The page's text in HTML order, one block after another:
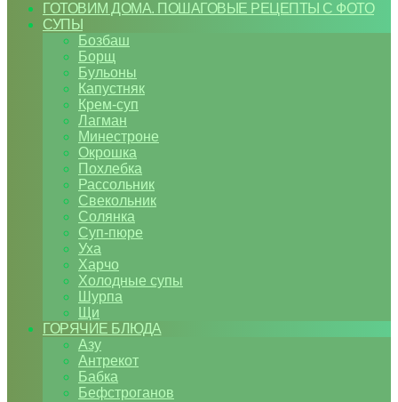
ГОТОВИМ ДОМА. ПОШАГОВЫЕ РЕЦЕПТЫ С ФОТО
СУПЫ
Бозбаш
Борщ
Бульоны
Капустняк
Крем-суп
Лагман
Минестроне
Окрошка
Похлебка
Рассольник
Свекольник
Солянка
Суп-пюре
Уха
Харчо
Холодные супы
Шурпа
Щи
ГОРЯЧИЕ БЛЮДА
Азу
Антрекот
Бабка
Бефстроганов